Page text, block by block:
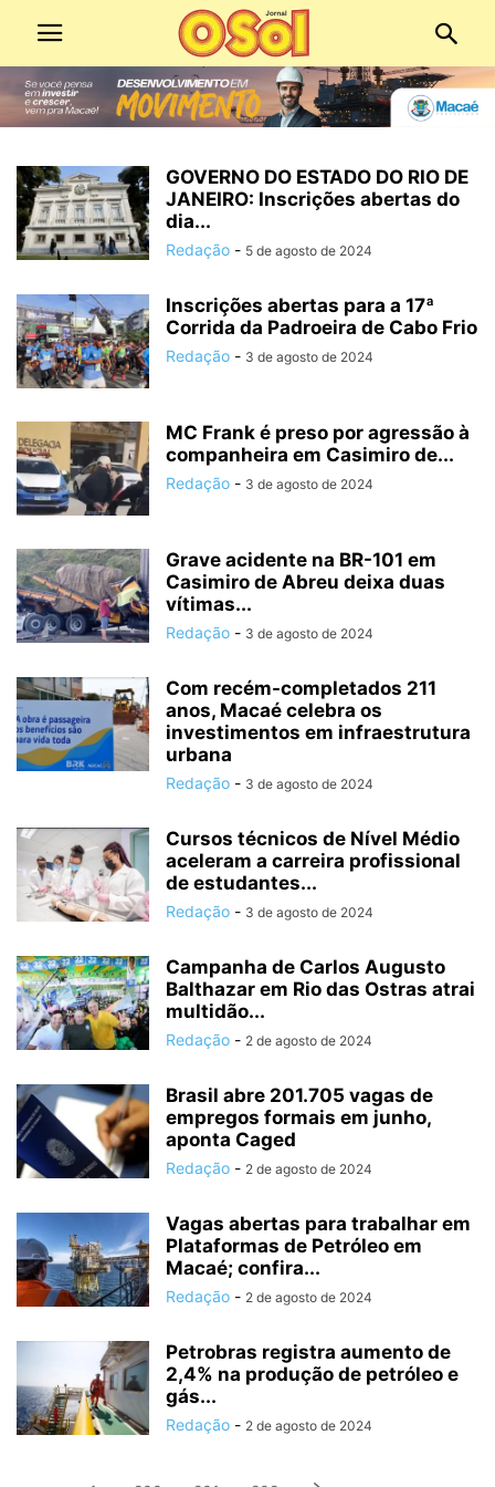
GOVERNO DO ESTADO DO RIO DE
JANEIRO: Inscrições abertas do
dia...
Redação - 5 de agosto de 2024
Inscrições abertas para a 17ª
Corrida da Padroeira de Cabo Frio
Redação - 3 de agosto de 2024
MC Frank é preso por agressão à
companheira em Casimiro de...
Redação - 3 de agosto de 2024
Grave acidente na BR-101 em
Casimiro de Abreu deixa duas
vítimas...
Redação - 3 de agosto de 2024
Com recém-completados 211
anos, Macaé celebra os
investimentos em infraestrutura
urbana
Redação - 3 de agosto de 2024
Cursos técnicos de Nível Médio
aceleram a carreira profissional
de estudantes...
Redação - 3 de agosto de 2024
Campanha de Carlos Augusto
Balthazar em Rio das Ostras atrai
multidão...
Redação - 2 de agosto de 2024
Brasil abre 201.705 vagas de
empregos formais em junho,
aponta Caged
Redação - 2 de agosto de 2024
Vagas abertas para trabalhar em
Plataformas de Petróleo em
Macaé; confira...
Redação - 2 de agosto de 2024
Petrobras registra aumento de
2,4% na produção de petróleo e
gás...
Redação - 2 de agosto de 2024